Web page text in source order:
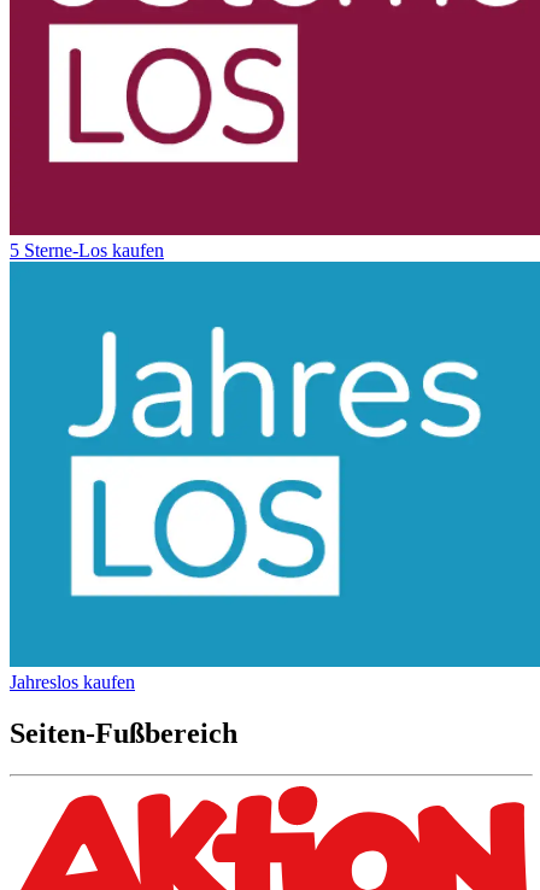
5 Sterne-Los kaufen
Jahreslos kaufen
Seiten-Fußbereich